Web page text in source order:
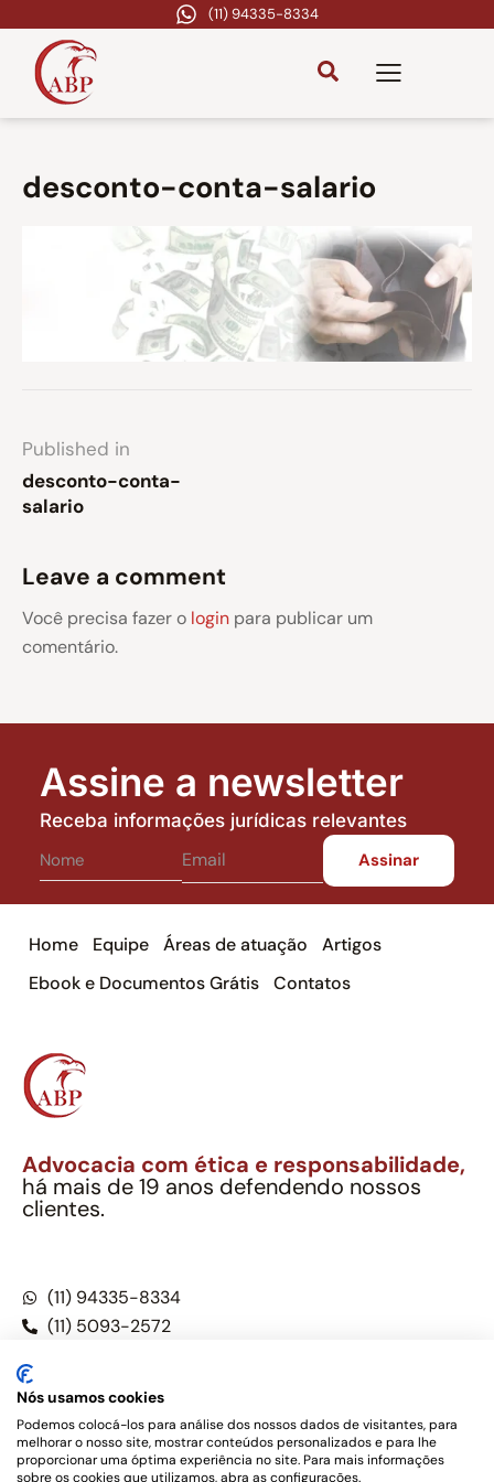
(11) 94335-8334
desconto-conta-salario
Published in
desconto-conta-
salario
Leave a comment
Você precisa fazer o login para publicar um
comentário.
Assine a newsletter
Receba informações jurídicas relevantes
Home Equipe Áreas de atuação
Artigos
Ebook e Documentos Grátis
Contatos
Advocacia com ética e responsabilidade,
há mais de 19 anos defendendo nossos
clientes.
(11) 94335-8334
(11) 5093-2572
Este site não é um produto Meta Platforms, Inc., Google LLC,
tampouco oferece serviços públicos oficiais. Somos um
Nós usamos cookies
Podemos colocá-los para análise dos nossos dados de visitantes, para
melhorar o nosso site, mostrar conteúdos personalizados e para lhe
proporcionar uma óptima experiência no site. Para mais informações
sobre os cookies que utilizamos, abra as configurações.